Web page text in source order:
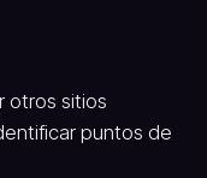
otros sitios
puntos de